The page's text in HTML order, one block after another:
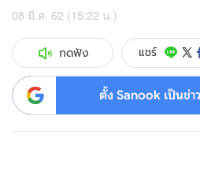
08 มี.ค. 62 (15:22 น.)
กดฟัง แชร์
ตั้ง Sanook เป็นข่